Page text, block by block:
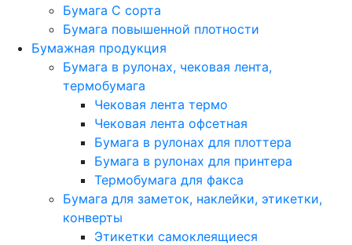
Бумага C сорта
Бумага повышенной плотности
Бумажная продукция
Бумага в рулонах, чековая лента,
термобумага
Чековая лента термо
Чековая лента офсетная
Бумага в рулонах для плоттера
Бумага в рулонах для принтера
Термобумага для факса
Бумага для заметок, наклейки, этикетки,
конверты
Этикетки самоклеящиеся